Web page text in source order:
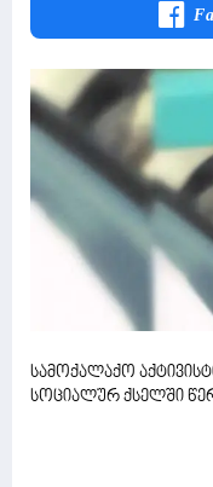
სამოქალაქო
სოციალურ ქსელში